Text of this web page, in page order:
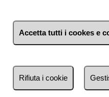
Immobili
Accetta tutti i cookes e
Rifiuta i cookie